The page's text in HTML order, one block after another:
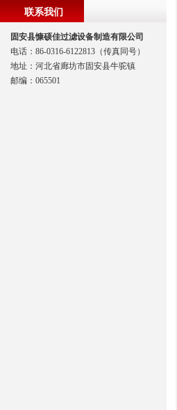
联系我们
固安县慷硕佳过滤设备制造有限公司
电话：86-0316-6122813（传真同号）
地址：河北省廊坊市固安县牛驼镇
邮编：065501